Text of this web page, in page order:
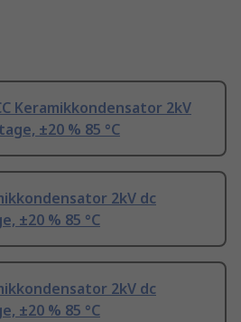
Keramikkondensator 2kV
±20 % 85 °C
2kV dc
±20 % 85 °C
2kV dc
±20 % 85 °C